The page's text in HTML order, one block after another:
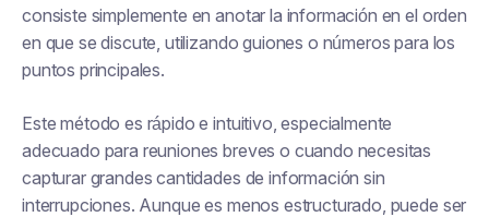
consiste simplemente en anotar la información en el orden
en que se discute, utilizando guiones o números para los
puntos principales.
Este método es rápido e intuitivo, especialmente
adecuado para reuniones breves o cuando necesitas
capturar grandes cantidades de información sin
interrupciones. Aunque es menos estructurado, puede ser